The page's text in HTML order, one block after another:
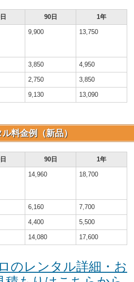
90日 1年
9,900 13,750
3,850 4,950
2,750 3,850
9,130 13,090
料金例（新品）
90日 1年
14,960 18,700
6,160 7,700
4,400 5,500
14,080 17,600
のレンタル詳細・お